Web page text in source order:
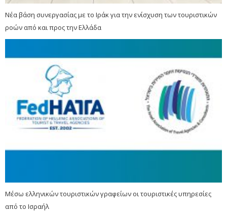
Νέα βάση συνεργασίας με το Ιράκ για την ενίσχυση των τουριστικών
ροών από και προς την Ελλάδα
Μέσω ελληνικών τουριστικών γραφείων οι τουριστικές υπηρεσίες
από το Ισραήλ